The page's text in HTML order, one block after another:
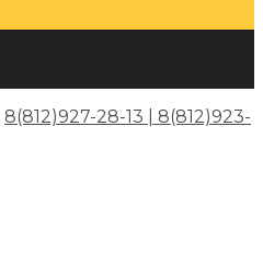
8(812)927-28-13 | 8(812)923-